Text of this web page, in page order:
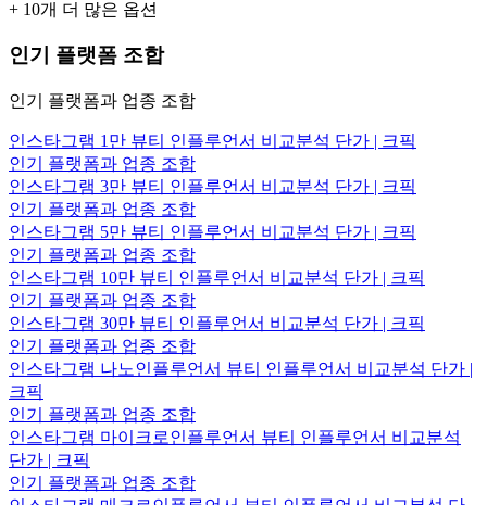
+ 10개 더 많은 옵션
인기 플랫폼 조합
인기 플랫폼과 업종 조합
인스타그램 1만 뷰티 인플루언서 비교분석 단가 | 크픽
인기 플랫폼과 업종 조합
인스타그램 3만 뷰티 인플루언서 비교분석 단가 | 크픽
인기 플랫폼과 업종 조합
인스타그램 5만 뷰티 인플루언서 비교분석 단가 | 크픽
인기 플랫폼과 업종 조합
인스타그램 10만 뷰티 인플루언서 비교분석 단가 | 크픽
인기 플랫폼과 업종 조합
인스타그램 30만 뷰티 인플루언서 비교분석 단가 | 크픽
인기 플랫폼과 업종 조합
인스타그램 나노인플루언서 뷰티 인플루언서 비교분석 단가 |
크픽
인기 플랫폼과 업종 조합
인스타그램 마이크로인플루언서 뷰티 인플루언서 비교분석
단가 | 크픽
인기 플랫폼과 업종 조합